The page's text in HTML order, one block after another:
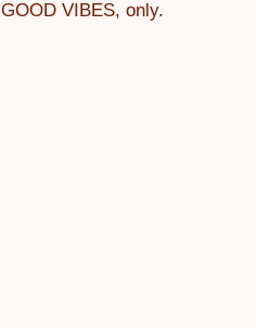
GOOD VIBES, only.